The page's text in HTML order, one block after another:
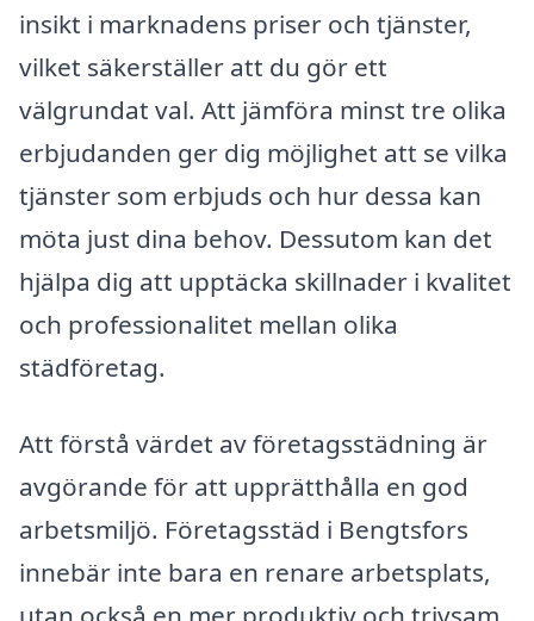
insikt i marknadens priser och tjänster,
vilket säkerställer att du gör ett
välgrundat val. Att jämföra minst tre olika
erbjudanden ger dig möjlighet att se vilka
tjänster som erbjuds och hur dessa kan
möta just dina behov. Dessutom kan det
hjälpa dig att upptäcka skillnader i kvalitet
och professionalitet mellan olika
städföretag.
Att förstå värdet av företagsstädning är
avgörande för att upprätthålla en god
arbetsmiljö. Företagsstäd i Bengtsfors
innebär inte bara en renare arbetsplats,